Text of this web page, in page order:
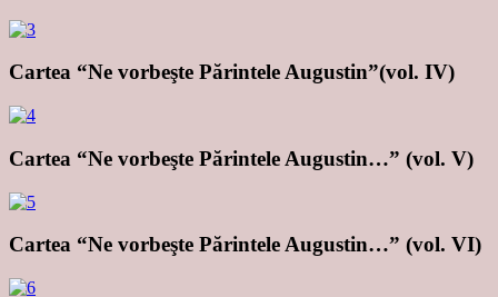
Cartea “Ne vorbeşte Părintele Augustin”(vol. IV)
Cartea “Ne vorbeşte Părintele Augustin…” (vol. V)
Cartea “Ne vorbeşte Părintele Augustin…” (vol. VI)